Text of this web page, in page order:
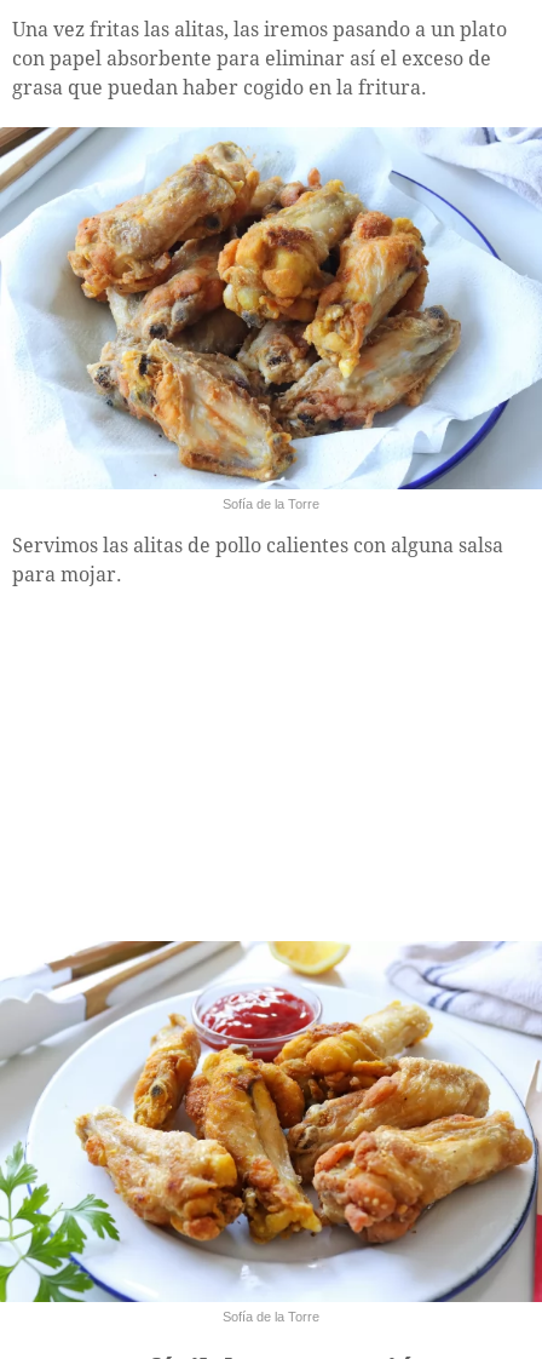
Una vez fritas las alitas, las iremos pasando a un plato
con papel absorbente para eliminar así el exceso de
grasa que puedan haber cogido en la fritura.
Sofía de la Torre
Servimos las alitas de pollo calientes con alguna salsa
para mojar.
Sofía de la Torre